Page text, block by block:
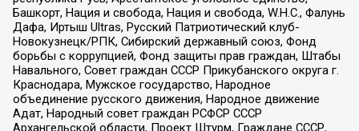
Башкорт, Нация и свобода, Нация и свобода, W.H.С., Фалунь
Дафа, Иртыш Ultras, Русский Патриотический клуб-
Новокузнецк/РПК, Сибирский державный союз, Фонд
борьбы с коррупцией, Фонд защиты прав граждан, Штабы
Навального, Совет граждан СССР Прикубанского округа г.
Краснодара, Мужское государство, Народное
объединение русского движения, Народное движение
Адат, Народный совет граждан РСФСР СССР
Архангельской области, Проект Штурм, Граждане СССР,